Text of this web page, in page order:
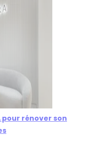
une
en un
avec
les
rénover son